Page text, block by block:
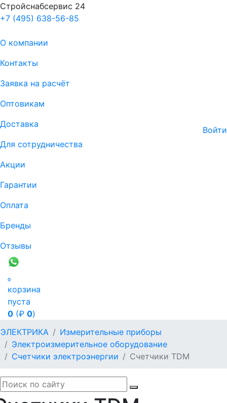
Стройснабсервис 24
+7 (495) 638-56-85
О компании
Контакты
Заявка на расчёт
Оптовикам
Доставка
Для сотрудничества
Акции
Гарантии
Оплата
Бренды
Отзывы
Войти

корзина
пуста
0 (₽ 0)
ЭЛЕКТРИКА
Измерительные приборы
Электроизмерительное оборудование
Счетчики электроэнергии
Счетчики TDM